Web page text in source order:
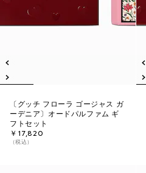
〔グッチ フローラ ゴージャス ガ
ーデニア〕オードパルファム ギ
フトセット
￥17,820
（税込）